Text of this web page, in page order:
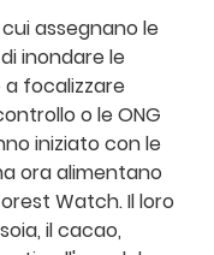
assegnano le
inondare le
a focalizzare
o le ONG
iniziato con le
ora alimentano
Watch. Il loro
il cacao,